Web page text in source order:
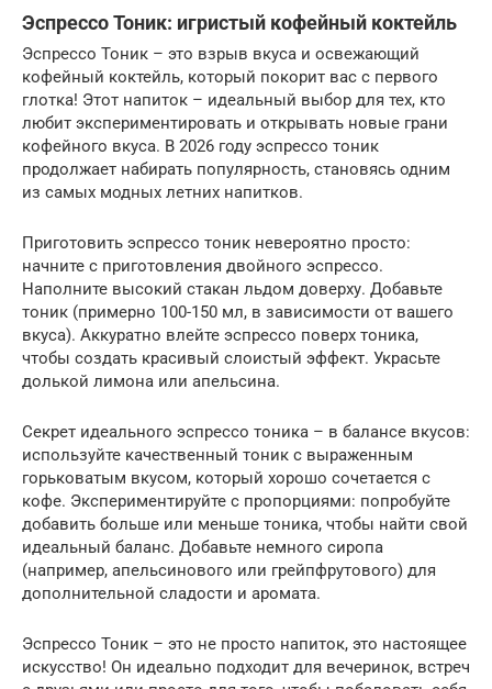
Эспрессо Тоник: игристый кофейный коктейль
Эспрессо Тоник – это взрыв вкуса и освежающий
кофейный коктейль, который покорит вас с первого
глотка! Этот напиток – идеальный выбор для тех, кто
любит экспериментировать и открывать новые грани
кофейного вкуса. В 2026 году эспрессо тоник
продолжает набирать популярность, становясь одним
из самых модных летних напитков.
Приготовить эспрессо тоник невероятно просто:
начните с приготовления двойного эспрессо.
Наполните высокий стакан льдом доверху. Добавьте
тоник (примерно 100-150 мл, в зависимости от вашего
вкуса). Аккуратно влейте эспрессо поверх тоника,
чтобы создать красивый слоистый эффект. Украсьте
долькой лимона или апельсина.
Секрет идеального эспрессо тоника – в балансе вкусов:
используйте качественный тоник с выраженным
горьковатым вкусом, который хорошо сочетается с
кофе. Экспериментируйте с пропорциями: попробуйте
добавить больше или меньше тоника, чтобы найти свой
идеальный баланс. Добавьте немного сиропа
(например, апельсинового или грейпфрутового) для
дополнительной сладости и аромата.
Эспрессо Тоник – это не просто напиток, это настоящее
искусство! Он идеально подходит для вечеринок, встреч